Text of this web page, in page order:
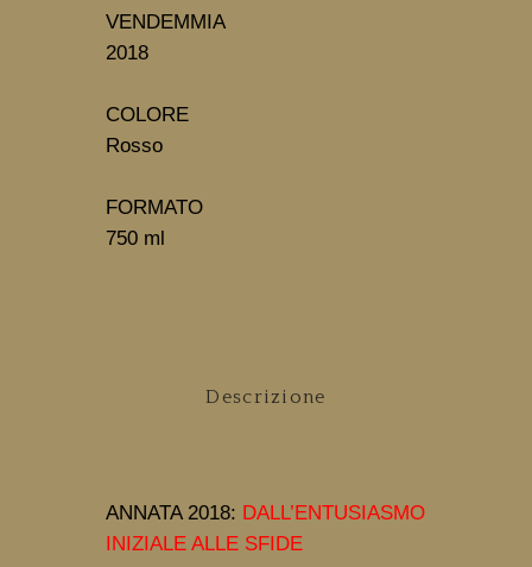
VENDEMMIA
2018
Rosso
FORMATO
750 ml
Descrizione
ANNATA 2018: DALL’ENTUSIASMO
INIZIALE ALLE SFIDE